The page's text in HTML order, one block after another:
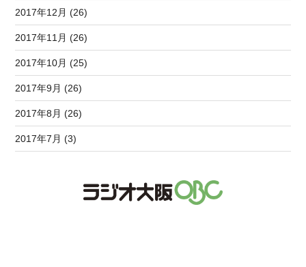
2017年12月 (26)
2017年11月 (26)
2017年10月 (25)
2017年9月 (26)
2017年8月 (26)
2017年7月 (3)